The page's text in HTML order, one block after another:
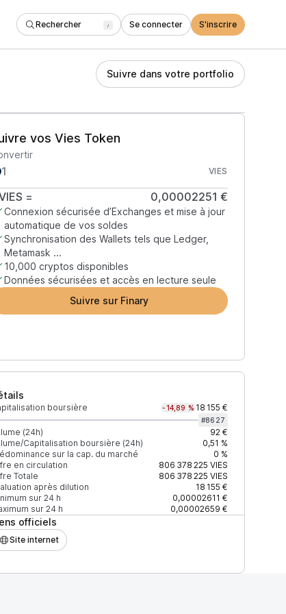
Rechercher / Se connecter S'inscrire
Suivre dans votre portfolio
vos Vies Token
VIES
= 0,00002251 €
Connexion sécurisée d’Exchanges et mise à jour
automatique de vos soldes
Synchronisation des Wallets tels que Ledger,
Metamask ...
10,000 cryptos disponibles
Données sécurisées et accès en lecture seule
Suivre sur Finary
boursière -14,89 % 18 155 €
#8627
(24h)
92 €
Capitalisation boursière (24h)
0,51 %
sur la cap. du marché
0 %
en circulation
806 378 225 VIES
Totale
806 378 225 VIES
après dilution
18 155 €
sur 24 h
0,00002611 €
sur 24 h
0,00002659 €
officiels
Site internet
% du volume Confiance Mis à jour
100 %